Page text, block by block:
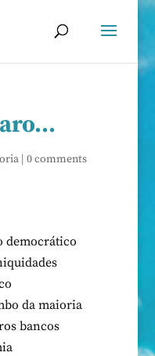
| 0 comments
democrático
da maioria
bancos